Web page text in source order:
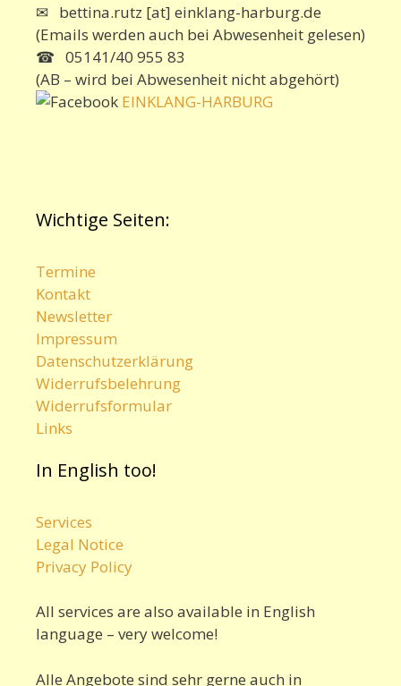
✉ bettina.rutz [at] einklang-harburg.de
(Emails werden auch bei Abwesenheit gelesen)
☎ 05141/40 955 83
(AB – wird bei Abwesenheit nicht abgehört)
EINKLANG-HARBURG
Wichtige Seiten:
Termine
Kontakt
Newsletter
Impressum
Datenschutzerklärung
Widerrufsbelehrung
Widerrufsformular
Links
In English too!
Services
Legal Notice
Privacy Policy
All services are also available in English
language – very welcome!
Alle Angebote sind sehr gerne auch in